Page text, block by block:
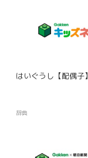
はいぐうし【配偶子】
辞典